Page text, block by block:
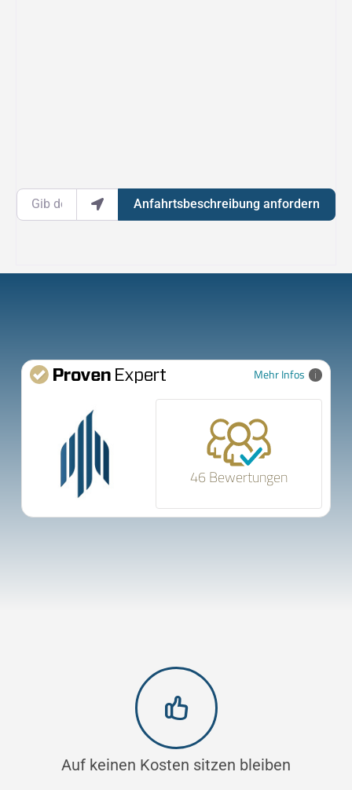
Gib deinen Standort ein.
Anfahrtsbeschreibung anfordern
Mehr Infos
46 Bewertungen
Auf keinen Kosten sitzen bleiben